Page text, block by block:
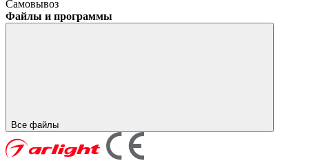
Самовывоз
Файлы и программы
Все файлы